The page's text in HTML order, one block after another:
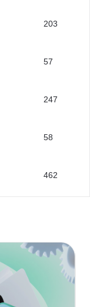
203
57
247
58
462